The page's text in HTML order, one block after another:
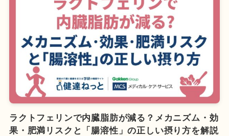
ラクトフェリンで内臓脂肪が減る？メカニズム・効
果・肥満リスクと「腸溶性」の正しい摂り方を解説